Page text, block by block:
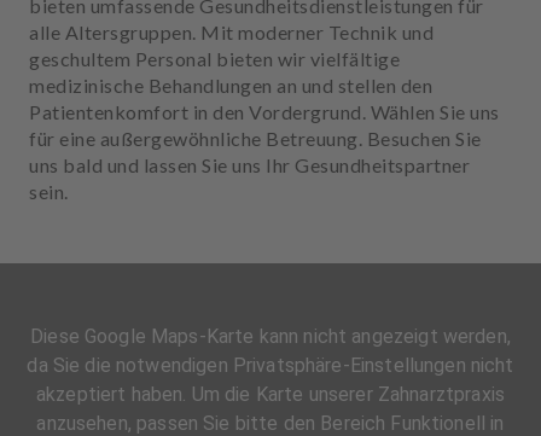
bieten umfassende Gesundheitsdienstleistungen für
alle Altersgruppen. Mit moderner Technik und
geschultem Personal bieten wir vielfältige
medizinische Behandlungen an und stellen den
Patientenkomfort in den Vordergrund. Wählen Sie uns
für eine außergewöhnliche Betreuung. Besuchen Sie
uns bald und lassen Sie uns Ihr Gesundheitspartner
sein.
Diese Google Maps-Karte kann nicht angezeigt werden,
da Sie die notwendigen Privatsphäre-Einstellungen nicht
akzeptiert haben. Um die Karte unserer Zahnarztpraxis
anzusehen, passen Sie bitte den Bereich Funktionell in